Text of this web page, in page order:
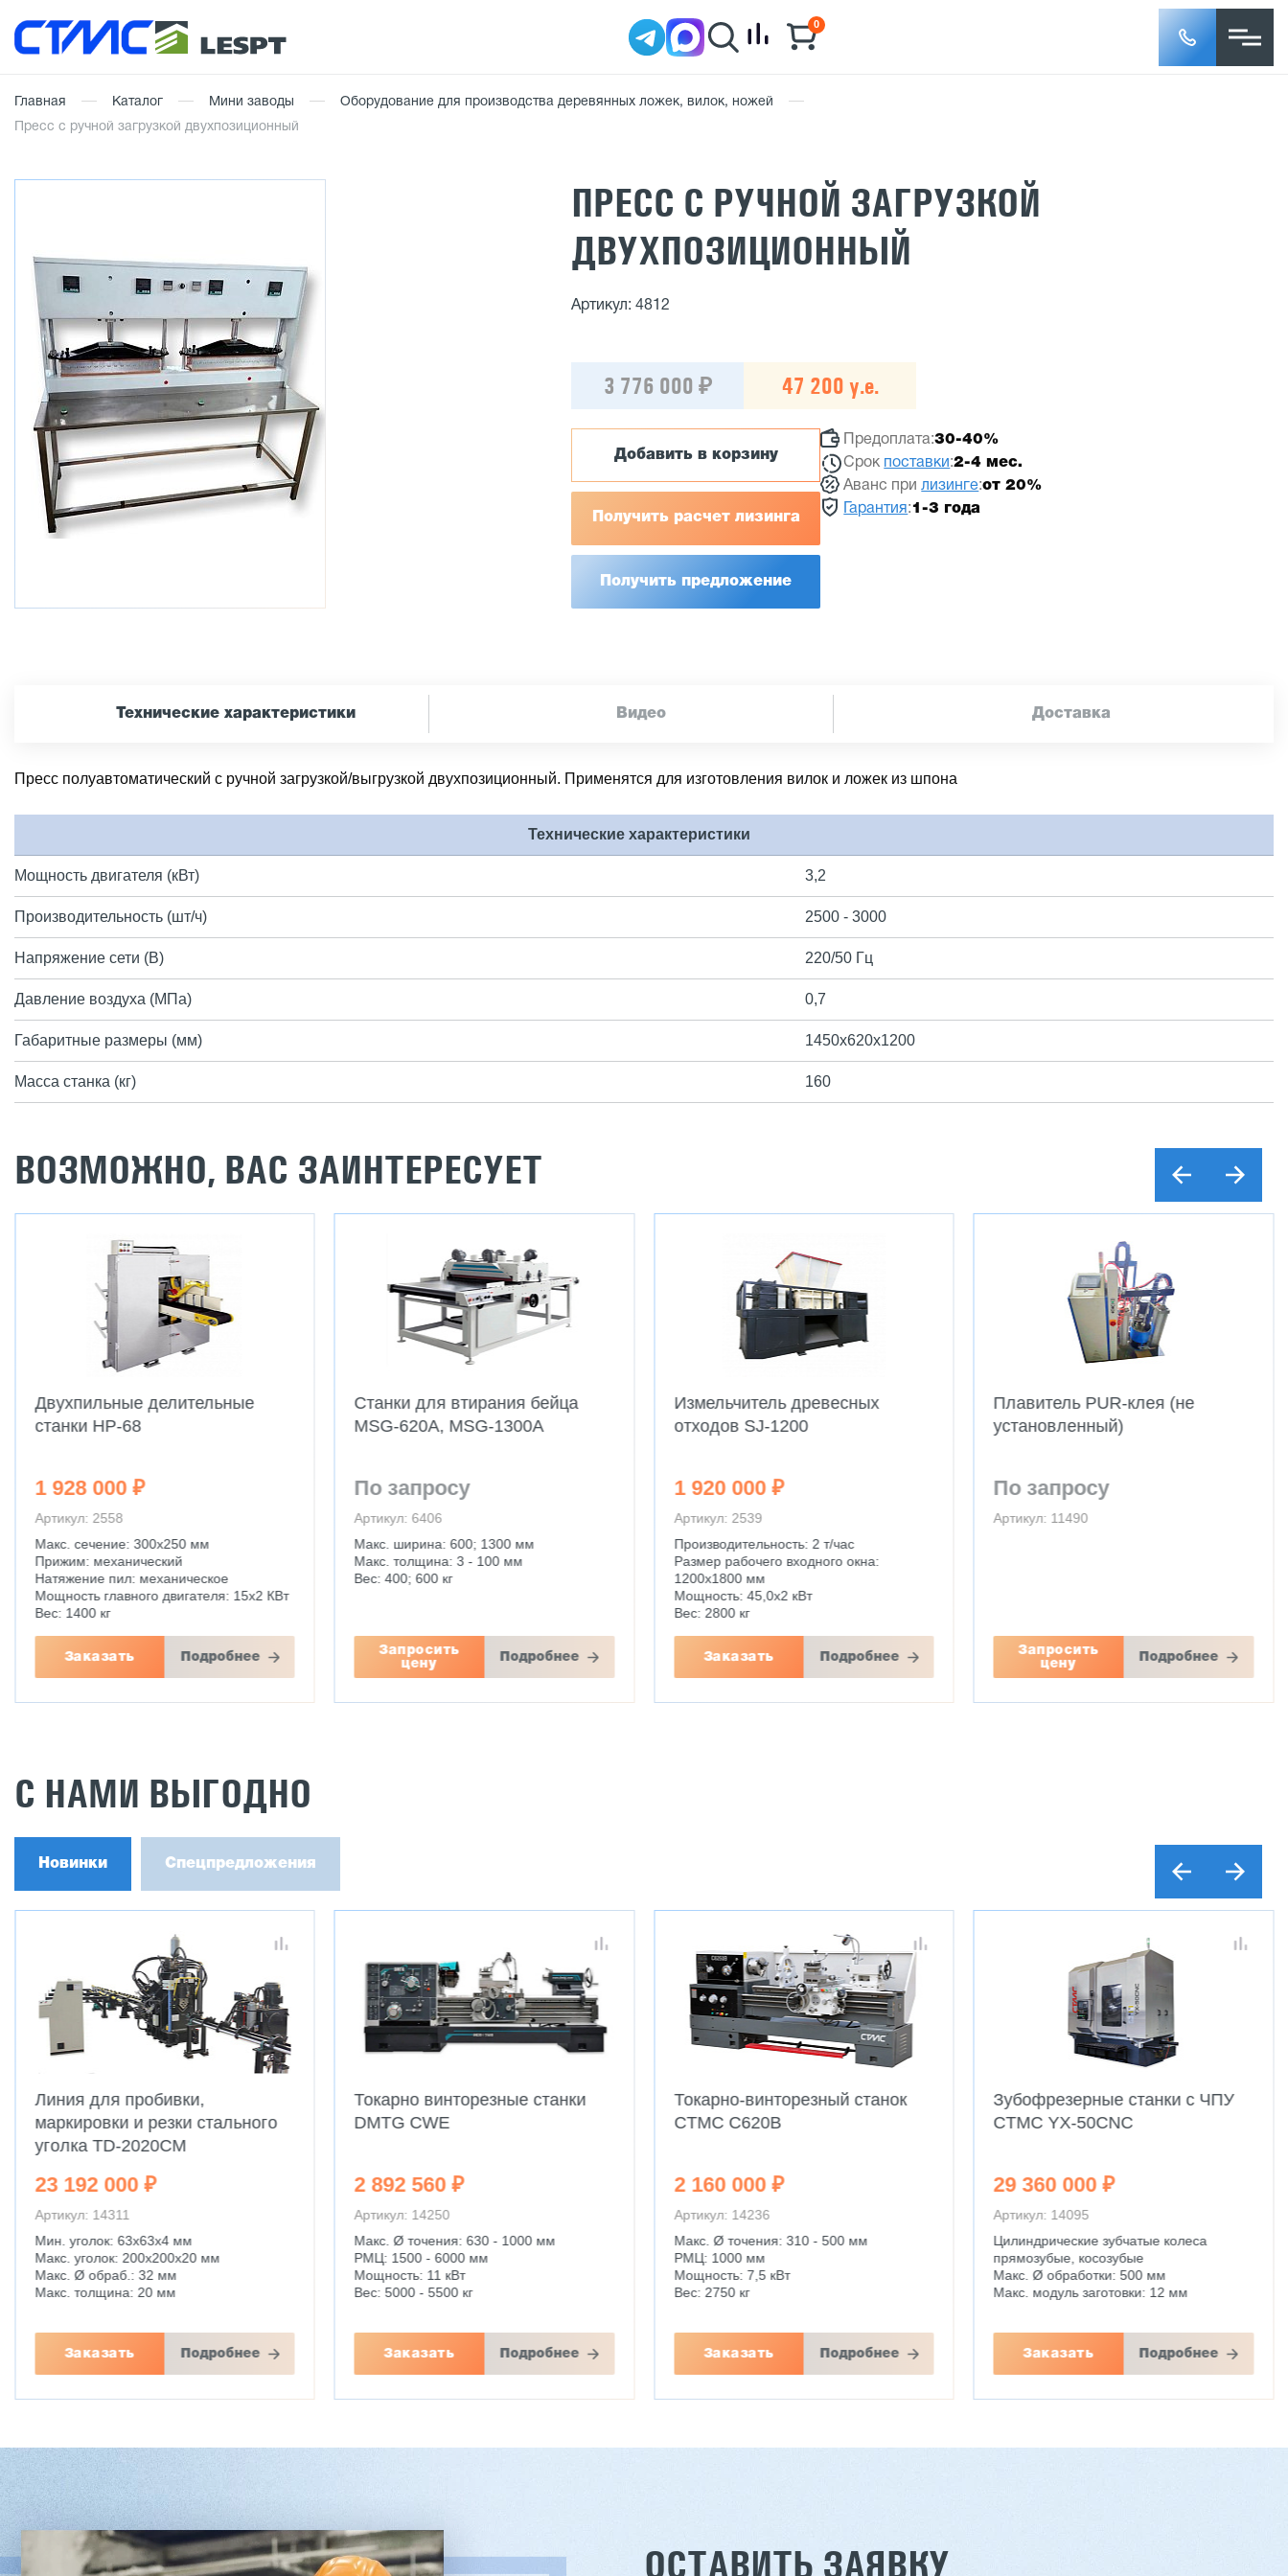
0
Главная Каталог Мини заводы
Оборудование для производства деревянных ложек, вилок, ножей
Пресс с ручной загрузкой двухпозиционный
ПРЕСС С РУЧНОЙ ЗАГРУЗКОЙ
ДВУХПОЗИЦИОННЫЙ
Артикул: 4812
3 776 000 ₽ 47 200 у.е.
Добавить в корзину
Получить расчет лизинга
Получить предложение
Предоплата:30-40%
Срок поставки :2-4 мес.
Аванс прилизинге:от 20%
Гарантия :1-3 года
Технические характеристики Видео Доставка
Пресс полуавтоматический с ручной загрузкой/выгрузкой двухпозиционный. Применятся для изготовления вилок и ложек из шпона
Технические характеристики
Мощность двигателя (кВт) 3,2
Производительность (шт/ч) 2500 - 3000
Напряжение сети (В) 220/50 Гц
Давление воздуха (МПа) 0,7
Габаритные размеры (мм) 1450х620х1200
Масса станка (кг) 160
ВОЗМОЖНО, ВАС ЗАИНТЕРЕСУЕТ
Станки для втирания бейца
MSG-620A, MSG-1300A
По запросу
Артикул: 6406
Макс. ширина: 600; 1300 мм
Макс. толщина: 3 - 100 мм
Вес: 400; 600 кг
Запросить
цену
Подробнее
Измельчитель древесных
отходов SJ-1200
1 920 000 ₽
Артикул: 2539
Производительность: 2 т/час
Размер рабочего входного окна:
1200х1800 мм
Заказать Подробнее
Плавитель PUR-клея (не
установленный)
По запросу
Артикул: 11490
Запросить
цену
Подробнее
Профилешлифовальный
станок MF2230
520 000 ₽
Артикул: 2864
Заказать Подробнее
С НАМИ ВЫГОДНО
Новинки Спецпредложения
Токарно винторезные станки
DMTG CWE
2 892 560 ₽
Артикул: 14250
Макс. Ø точения: 630 - 1000 мм
РМЦ: 1500 - 6000 мм
Мощность: 11 кВт
Вес: 5000 - 5500 кг
Заказать Подробнее
Токарно-винторезный станок
CTMC C620B
2 160 000 ₽
Артикул: 14236
Макс. Ø точения: 310 - 500 мм
РМЦ: 1000 мм
Мощность: 7,5 кВт
Вес: 2750 кг
Заказать Подробнее
Зубофрезерные станки с ЧПУ
CTMC YX-50CNC
29 360 000 ₽
Артикул: 14095
Цилиндрические зубчатые колеса
прямозубые, косозубые
Макс. Ø обработки: 500 мм
Макс. модуль заготовки: 12 мм
Заказать Подробнее
Фрезерные 5-ти осевые
обрабатывающие центры
71 121 040 ₽
Артикул: 14039
Поворотно-наклонный стол:
С функцией токарной обработки
Диаметр стола: 1200 мм
Мощность: 122 кВт
Заказать Подробнее
ОСТАВИТЬ ЗАЯВКУ